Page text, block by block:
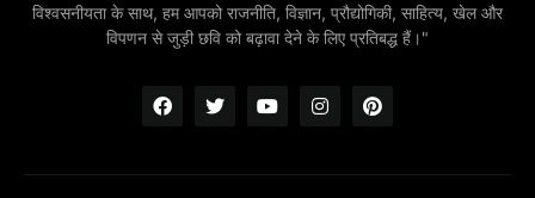
विश्वसनीयता के साथ, हम आपको राजनीति, विज्ञान, प्रौद्योगिकी, साहित्य, खेल और
विपणन से जुड़ी छवि को बढ़ावा देने के लिए प्रतिबद्ध हैं।"